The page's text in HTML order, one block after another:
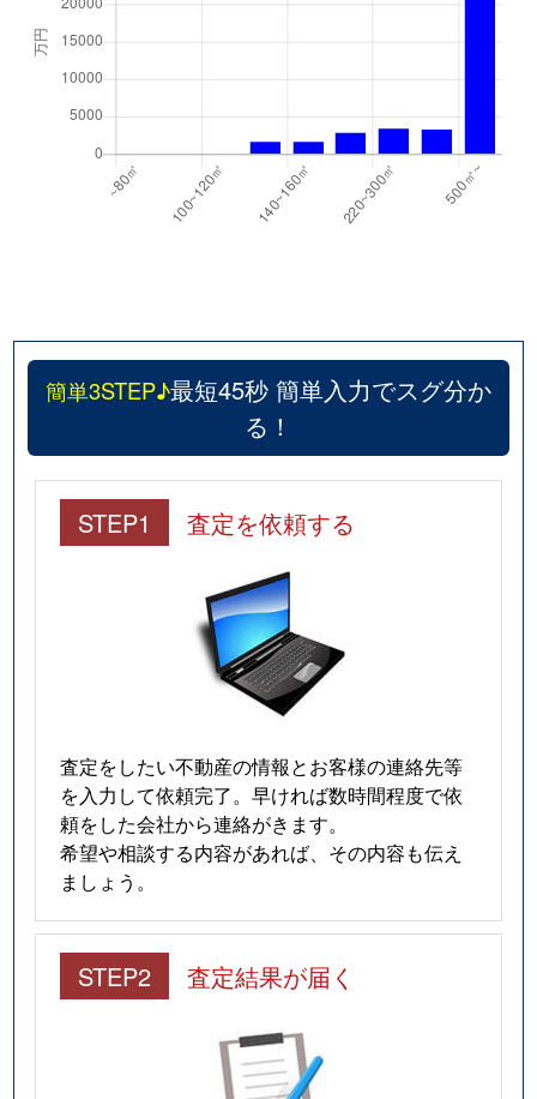
簡単3STEP♪最短45秒 簡単入力でスグ分か
る！
STEP1 査定を依頼する
査定をしたい不動産の情報とお客様の連絡先等
を入力して依頼完了。早ければ数時間程度で依
頼をした会社から連絡がきます。
希望や相談する内容があれば、その内容も伝え
ましょう。
STEP2 査定結果が届く